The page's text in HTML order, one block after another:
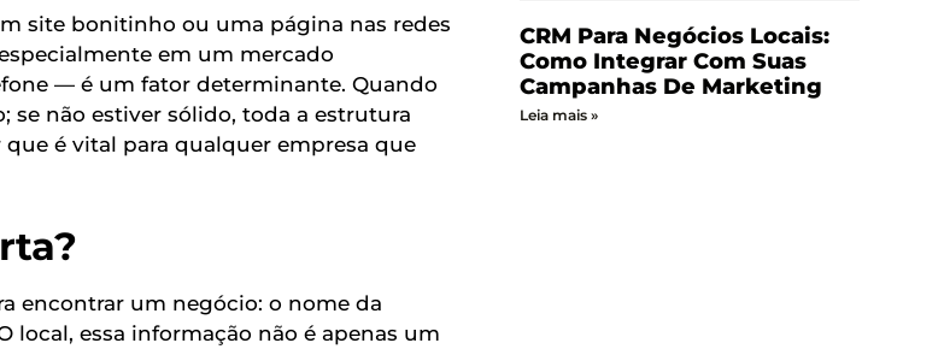
site bonitinho ou uma página nas redes
em um mercado
— é um fator determinante. Quando
se não estiver sólido, toda a estrutura
é vital para qualquer empresa que
encontrar um negócio: o nome da
local, essa informação não é apenas um
CRM Para Negócios Locais:
Como Integrar Com Suas
Campanhas De Marketing
Leia mais »